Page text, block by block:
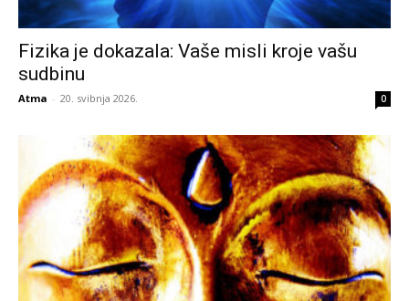
Fizika je dokazala: Vaše misli kroje vašu
sudbinu
Atma - 20. svibnja 2026. 0